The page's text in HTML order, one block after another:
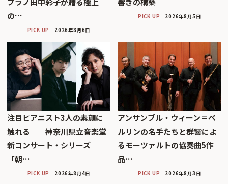
の…
PICK UP 2026年8月6日
PICK UP 2026年8月5日
注目ピアニスト3人の素顔に
触れる──神奈川県立音楽堂
新コンサート・シリーズ
「朝…
PICK UP 2026年8月4日
アンサンブル・ウィーン＝ベ
ルリンの名手たちと群響によ
るモーツァルトの協奏曲5作
品…
PICK UP 2026年8月3日